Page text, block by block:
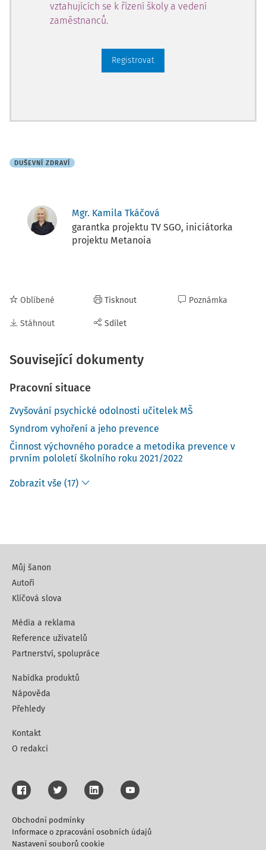
vztahujících se k řízení školy a vedení
zaměstnanců.
Registrovat
DUŠEVNÍ ZDRAVÍ
Mgr. Kamila Tkáčová
garantka projektu TV SGO, iniciátorka
projektu Metanoia
Oblíbené
Stáhnout
Tisknout
Sdílet
Poznámka
Související dokumenty
Pracovní situace
Zvyšování psychické odolnosti učitelek MŠ
Syndrom vyhoření a jeho prevence
Činnost výchovného poradce a metodika prevence v
prvním pololetí školního roku 2021/2022
Zobrazit vše (17)
Můj šanon
Autoři
Klíčová slova
Média a reklama
Reference uživatelů
Partnerství, spolupráce
Nabídka produktů
Nápověda
Přehledy
Kontakt
O redakci
Obchodní podmínky
Informace o zpracování osobních údajů
Nastavení souborů cookie